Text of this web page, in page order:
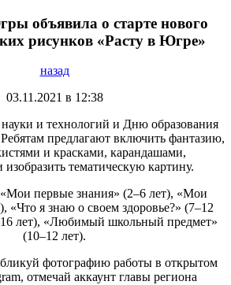
объявила о старте нового
рисунков «Расту в Югре»
назад
03.11.2021 в 12:38
и технологий и Дню образования
предлагают включить фантазию,
и красками, карандашами,
тематическую картину.
первые знания» (2–6 лет), «Мои
«Что я знаю о своем здоровье?» (7–12
лет), «Любимый школьный предмет»
(10–12 лет).
фотографию работы в открытом
отмечай аккаунт главы региона